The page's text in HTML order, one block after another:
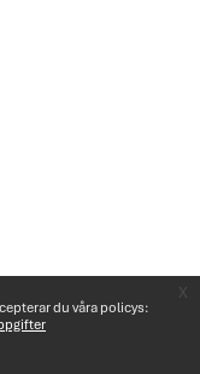
du våra policys: